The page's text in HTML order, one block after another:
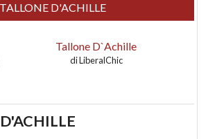
TALLONE D'ACHILLE
Tallone D`Achille
diLiberalChic